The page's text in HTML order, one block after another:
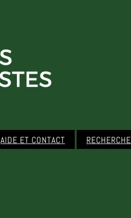
AIDE ET CONTACT RECHERCHE